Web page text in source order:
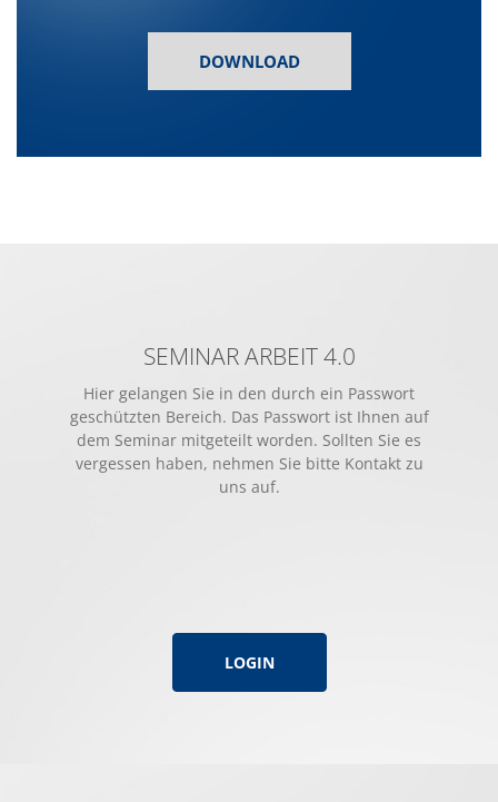
DOWNLOAD
SEMINAR ARBEIT 4.0
Hier gelangen Sie in den durch ein Passwort
geschützten Bereich. Das Passwort ist Ihnen auf
dem Seminar mitgeteilt worden. Sollten Sie es
vergessen haben, nehmen Sie bitte Kontakt zu
uns auf.
LOGIN